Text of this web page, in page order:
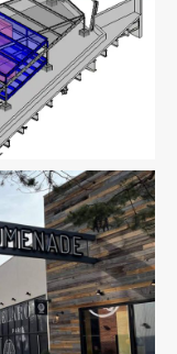
Immobilier
TCE Structure